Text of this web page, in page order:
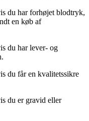
du har forhøjet blodtryk,
en køb af
du har lever- og
du får en kvalitetssikre
du er gravid eller